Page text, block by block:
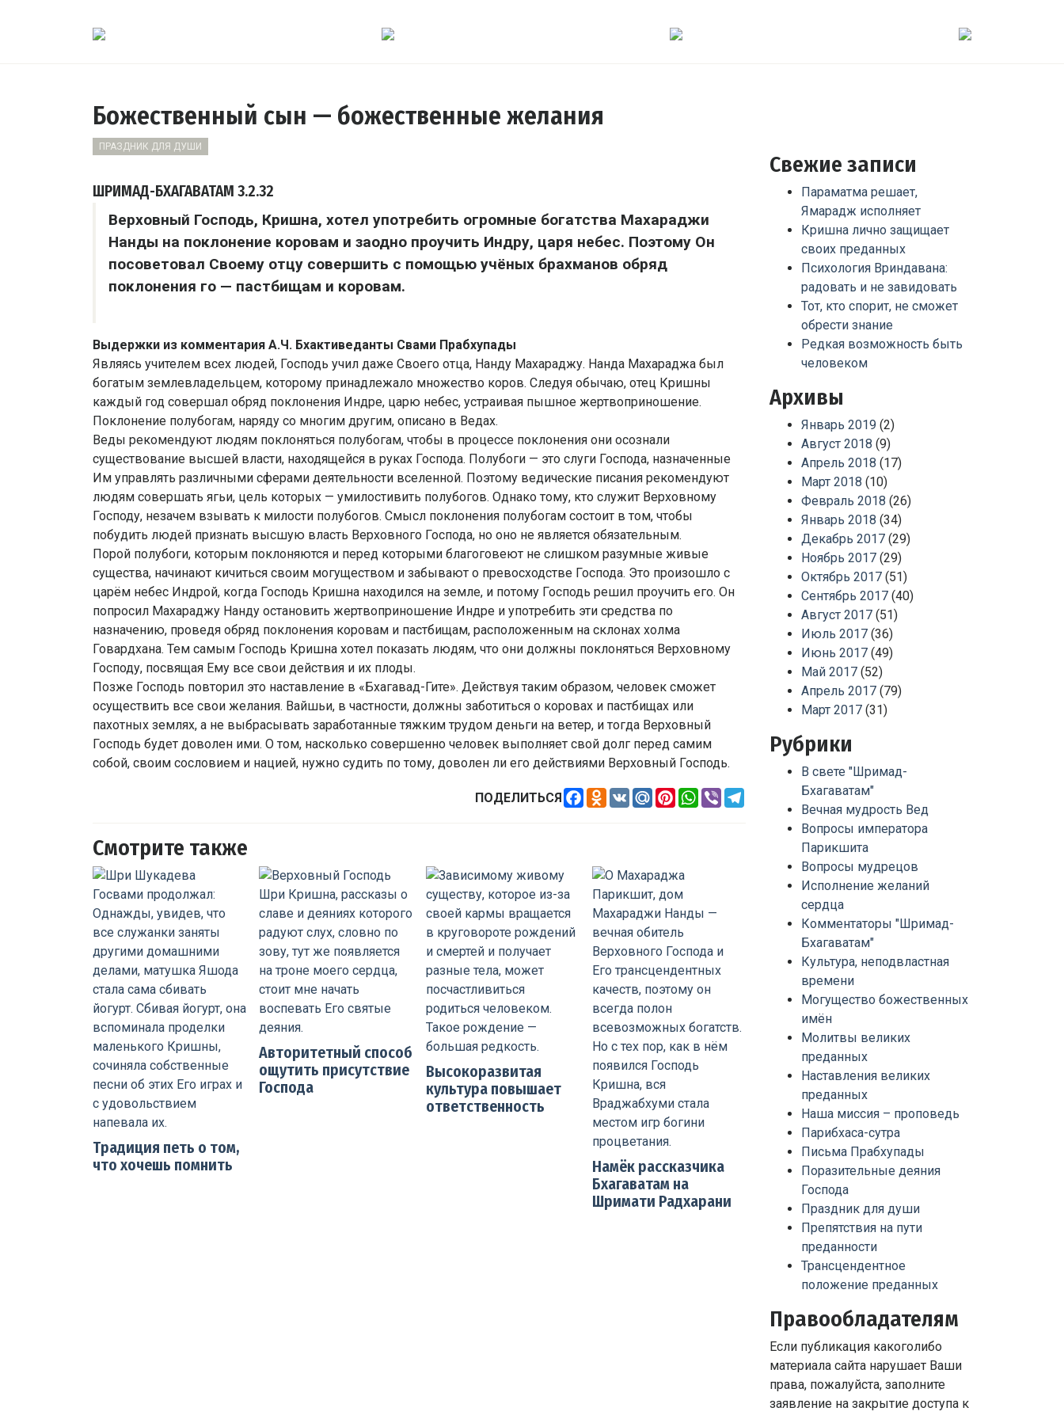
Божественный сын — божественные желания
ПРАЗДНИК ДЛЯ ДУШИ
ШРИМАД-БХАГАВАТАМ 3.2.32
Верховный Господь, Кришна, хотел употребить огромные богатства Махараджи
Нанды на поклонение коровам и заодно проучить Индру, царя небес. Поэтому Он
посоветовал Своему отцу совершить с помощью учёных брахманов обряд
поклонения го — пастбищам и коровам.
Выдержки из комментария А.Ч. Бхактиведанты Свами Прабхупады
Являясь учителем всех людей, Господь учил даже Своего отца, Нанду Махараджу. Нанда Махараджа был
богатым землевладельцем, которому принадлежало множество коров. Следуя обычаю, отец Кришны
каждый год совершал обряд поклонения Индре, царю небес, устраивая пышное жертвоприношение.
Поклонение полубогам, наряду со многим другим, описано в Ведах.
Веды рекомендуют людям поклоняться полубогам, чтобы в процессе поклонения они осознали
существование высшей власти, находящейся в руках Господа. Полубоги — это слуги Господа, назначенные
Им управлять различными сферами деятельности вселенной. Поэтому ведические писания рекомендуют
людям совершать ягьи, цель которых — умилостивить полубогов. Однако тому, кто служит Верховному
Господу, незачем взывать к милости полубогов. Смысл поклонения полубогам состоит в том, чтобы
побудить людей признать высшую власть Верховного Господа, но оно не является обязательным.
Порой полубоги, которым поклоняются и перед которыми благоговеют не слишком разумные живые
существа, начинают кичиться своим могуществом и забывают о превосходстве Господа. Это произошло с
царём небес Индрой, когда Господь Кришна находился на земле, и потому Господь решил проучить его. Он
попросил Махараджу Нанду остановить жертвоприношение Индре и употребить эти средства по
назначению, проведя обряд поклонения коровам и пастбищам, расположенным на склонах холма
Говардхана. Тем самым Господь Кришна хотел показать людям, что они должны поклоняться Верховному
Господу, посвящая Ему все свои действия и их плоды.
Позже Господь повторил это наставление в «Бхагавад-Гите». Действуя таким образом, человек сможет
осуществить все свои желания. Вайшьи, в частности, должны заботиться о коровах и пастбищах или
пахотных землях, а не выбрасывать заработанные тяжким трудом деньги на ветер, и тогда Верховный
Господь будет доволен ими. О том, насколько совершенно человек выполняет свой долг перед самим
собой, своим сословием и нацией, нужно судить по тому, доволен ли его действиями Верховный Господь.
ПОДЕЛИТЬСЯ Facebook
Odnoklassniki
VK Mail.RuPinterestWhatsApp
Viber
Смотрите также
Традиция петь о том,
что хочешь помнить
Авторитетный способ
ощутить присутствие
Господа
Высокоразвитая
культура повышает
ответственность
Намёк рассказчика
Бхагаватам на
Шримати Радхарани
Свежие записи
Параматма решает,
Ямарадж исполняет
Кришна лично защищает
своих преданных
Психология Вриндавана:
радовать и не завидовать
Тот, кто спорит, не сможет
обрести знание
Редкая возможность быть
человеком
Архивы
Январь 2019 (2)
Август 2018 (9)
Апрель 2018 (17)
Март 2018 (10)
Февраль 2018 (26)
Январь 2018 (34)
Декабрь 2017 (29)
Ноябрь 2017 (29)
Октябрь 2017 (51)
Сентябрь 2017 (40)
Август 2017 (51)
Июль 2017 (36)
Июнь 2017 (49)
Май 2017 (52)
Апрель 2017 (79)
Март 2017 (31)
Рубрики
В свете "Шримад-
Бхагаватам"
Вечная мудрость Вед
Вопросы императора
Парикшита
Вопросы мудрецов
Исполнение желаний
сердца
Комментаторы "Шримад-
Бхагаватам"
Культура, неподвластная
времени
Могущество божественных
имён
Молитвы великих
преданных
Наставления великих
преданных
Наша миссия – проповедь
Парибхаса-сутра
Письма Прабхупады
Поразительные деяния
Господа
Праздник для души
Препятствия на пути
преданности
Трансцендентное
положение преданных
Правообладателям
Если публикация какоголибо
материала сайта нарушает Ваши
права, пожалуйста, заполните
заявление на закрытие доступа к